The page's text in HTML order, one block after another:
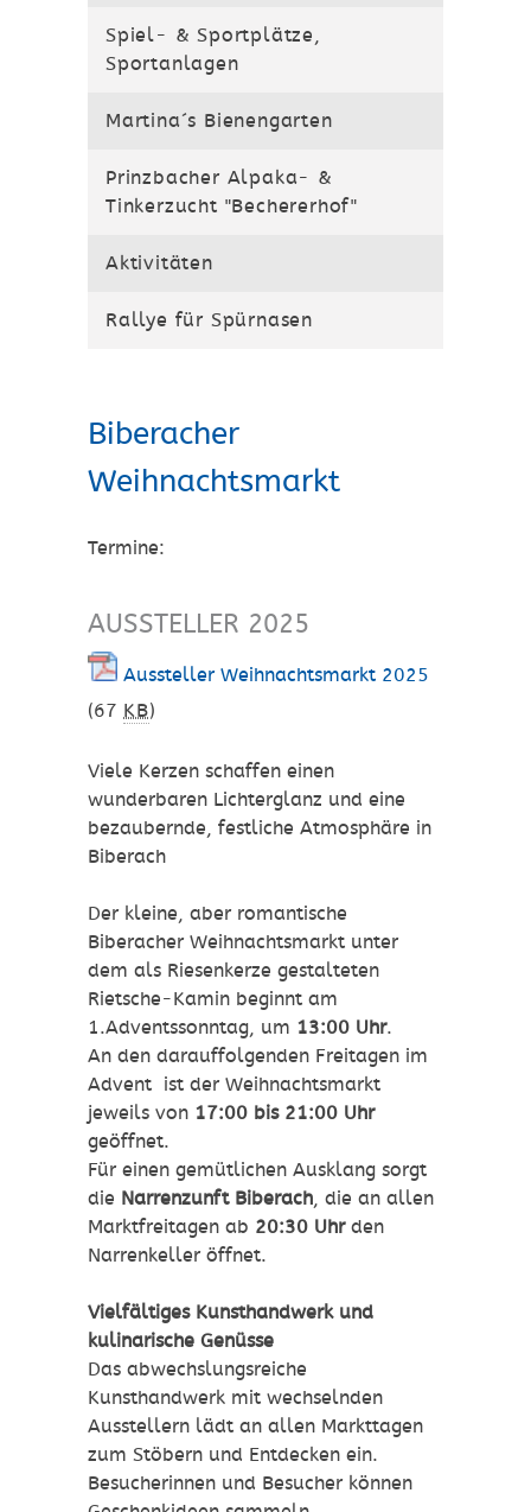
Spiel- & Sportplätze,
Sportanlagen
Martina´s Bienengarten
Prinzbacher Alpaka- &
Tinkerzucht "Bechererhof"
Aktivitäten
Rallye für Spürnasen
Biberacher
Weihnachtsmarkt
Termine:
AUSSTELLER 2025
Aussteller Weihnachtsmarkt 2025
(67 KB)
Viele Kerzen schaffen einen
wunderbaren Lichterglanz und eine
bezaubernde, festliche Atmosphäre in
Biberach
Der kleine, aber romantische
Biberacher Weihnachtsmarkt unter
dem als Riesenkerze gestalteten
Rietsche-Kamin beginnt am
1.Adventssonntag, um 13:00 Uhr.
An den darauffolgenden Freitagen im
Advent ist der Weihnachtsmarkt
jeweils von 17:00 bis 21:00 Uhr
geöffnet.
Für einen gemütlichen Ausklang sorgt
die Narrenzunft Biberach, die an allen
Marktfreitagen ab 20:30 Uhrden
Narrenkeller öffnet.
Vielfältiges Kunsthandwerk und
kulinarische Genüsse
Das abwechslungsreiche
Kunsthandwerk mit wechselnden
Ausstellern lädt an allen Markttagen
zum Stöbern und Entdecken ein.
Besucherinnen und Besucher können